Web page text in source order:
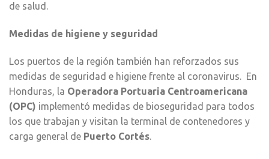
de salud.
Medidas de higiene y seguridad
Los puertos de la región también han reforzados sus
medidas de seguridad e higiene frente al coronavirus. En
Honduras, la Operadora Portuaria Centroamericana
(OPC) implementó medidas de bioseguridad para todos
los que trabajan y visitan la terminal de contenedores y
carga general de Puerto Cortés.